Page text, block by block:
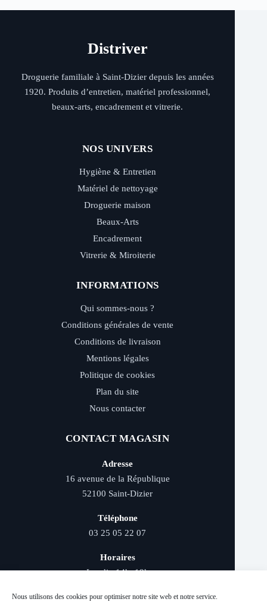
Nous utilisons des cookies pour optimiser notre site web et notre service.
Distriver
Droguerie familiale à Saint-Dizier depuis les années
1920. Produits d’entretien, matériel professionnel,
beaux-arts, encadrement et vitrerie.
NOS UNIVERS
Hygiène & Entretien
Matériel de nettoyage
Droguerie maison
Beaux-Arts
Encadrement
Vitrerie & Miroiterie
INFORMATIONS
Qui sommes-nous ?
Conditions générales de vente
Conditions de livraison
Mentions légales
Politique de cookies
Plan du site
Nous contacter
CONTACT MAGASIN
Adresse
16 avenue de la République
52100 Saint-Dizier
Téléphone
03 25 05 22 07
Horaires
Lundi : 14h–19h